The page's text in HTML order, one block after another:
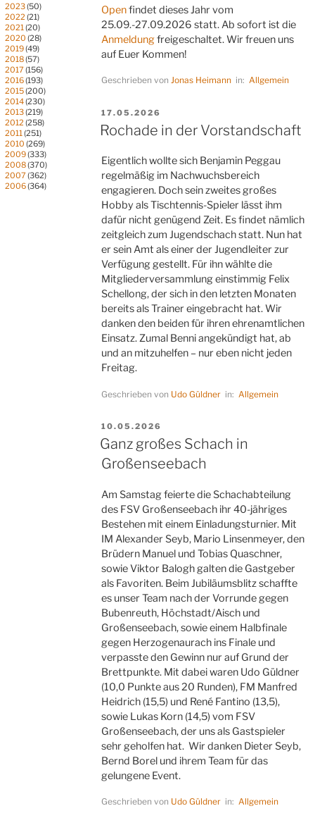
2023(50)
2022 (21)
2021 (20)
2020 (28)
2019(49)
2018(57)
2017(156)
2016(193)
2015(200)
2014(230)
2013(219)
2012 (258)
2011 (251)
2010 (269)
2009(333)
2008(370)
2007(362)
2006(364)
Openfindet dieses Jahr vom
25.09.-27.09.2026 statt. Ab sofort ist die
Anmeldungfreigeschaltet. Wir freuen uns
auf Euer Kommen!
Geschrieben vonJonas Heimann in:Allgemein
VERÖFFENTLICHT
AM
17.05.2026
Rochade in der Vorstandschaft
Eigentlich wollte sich Benjamin Peggau
regelmäßig im Nachwuchsbereich
engagieren. Doch sein zweites großes
Hobby als Tischtennis-Spieler lässt ihm
dafür nicht genügend Zeit. Es findet nämlich
zeitgleich zum Jugendschach statt. Nun hat
er sein Amt als einer der Jugendleiter zur
Verfügung gestellt. Für ihn wählte die
Mitgliederversammlung einstimmig Felix
Schellong, der sich in den letzten Monaten
bereits als Trainer eingebracht hat. Wir
danken den beiden für ihren ehrenamtlichen
Einsatz. Zumal Benni angekündigt hat, ab
und an mitzuhelfen – nur eben nicht jeden
Freitag.
Geschrieben von Udo Güldner in: Allgemein
VERÖFFENTLICHT
AM
10.05.2026
Ganz großes Schach in
Großenseebach
Am Samstag feierte die Schachabteilung
des FSV Großenseebach ihr 40-jähriges
Bestehen mit einem Einladungsturnier. Mit
IM Alexander Seyb, Mario Linsenmeyer, den
Brüdern Manuel und Tobias Quaschner,
sowie Viktor Balogh galten die Gastgeber
als Favoriten. Beim Jubiläumsblitz schaffte
es unser Team nach der Vorrunde gegen
Bubenreuth, Höchstadt/Aisch und
Großenseebach, sowie einem Halbfinale
gegen Herzogenaurach ins Finale und
verpasste den Gewinn nur auf Grund der
Brettpunkte. Mit dabei waren Udo Güldner
(10,0 Punkte aus 20 Runden), FM Manfred
Heidrich (15,5) und René Fantino (13,5),
sowie Lukas Korn (14,5) vom FSV
Großenseebach, der uns als Gastspieler
sehr geholfen hat. Wir danken Dieter Seyb,
Bernd Borel und ihrem Team für das
gelungene Event.
Geschrieben von Udo Güldner in: Allgemein